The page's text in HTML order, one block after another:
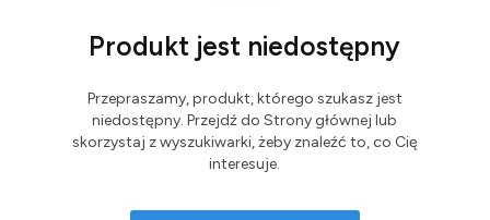
Produkt jest niedostępny
Przepraszamy, produkt, którego szukasz jest
niedostępny. Przejdź do Strony głównej lub
skorzystaj z wyszukiwarki, żeby znaleźć to, co Cię
interesuje.